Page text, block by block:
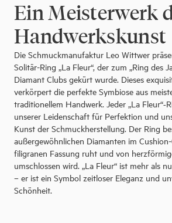
Ein Meisterwerk
Handwerkskunst
Die Schmuckmanufaktur Leo Wittwer
Solitär-Ring „La Fleur“, der zum „Ring des
Diamant Clubs gekürt wurde. Dieses
verkörpert die perfekte Symbiose aus
traditionellem Handwerk. Jeder „La
unserer Leidenschaft für Perfektion und
Kunst der Schmuckherstellung. Der Ring
außergewöhnlichen Diamanten im
filigranen Fassung ruht und von
umschlossen wird. „La Fleur“ ist mehr als
– er ist ein Symbol zeitloser Eleganz und
Schönheit.